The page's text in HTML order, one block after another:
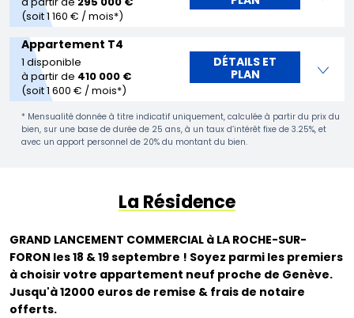
(soit 1 160 € / mois*)
Appartement T4
1 disponible
à partir de 410 000 €
(soit 1 600 € / mois*)
DÉTAILS ET
PLAN
* Mensualité donnée à titre indicatif uniquement, calculée à partir du prix du
bien, sur une base de durée de 25 ans, à un taux d’intérêt fixe de 3.25%, et
avec un apport personnel de 20% du montant du bien.
La Résidence
GRAND LANCEMENT COMMERCIAL à LA ROCHE-SUR-
FORON les 18 & 19 septembre ! Soyez parmi les premiers
à choisir votre appartement neuf proche de Genève.
Jusqu'à 12000 euros de remise & frais de notaire
offerts.